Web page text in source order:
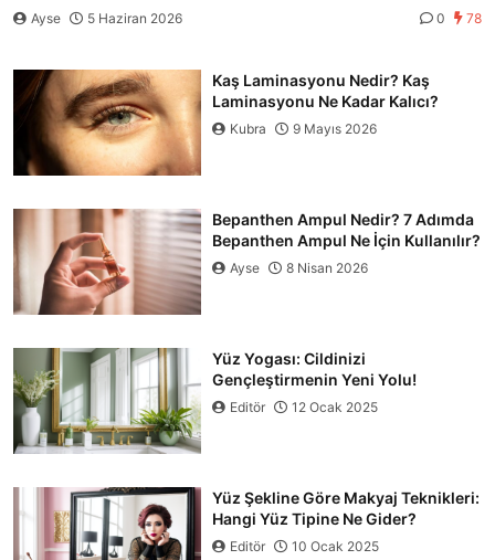
Ayse 5 Haziran 2026 0 78
Kaş Laminasyonu Nedir? Kaş
Laminasyonu Ne Kadar Kalıcı?
Kubra 9 Mayıs 2026
Bepanthen Ampul Nedir? 7 Adımda
Bepanthen Ampul Ne İçin Kullanılır?
Ayse 8 Nisan 2026
Yüz Yogası: Cildinizi
Gençleştirmenin Yeni Yolu!
Editör 12 Ocak 2025
Yüz Şekline Göre Makyaj Teknikleri:
Hangi Yüz Tipine Ne Gider?
Editör 10 Ocak 2025